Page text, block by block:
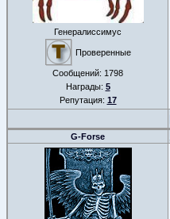
Генералиссимус
Проверенные
Сообщений: 1798
Награды: 5
Репутация: 17
G-Forse